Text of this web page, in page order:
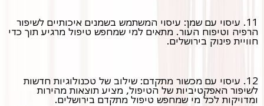
11. עיסוי עם שמן: עיסוי המשתמש בשמנים איכותיים לשיפור
הרפיה וטיפוח העור. מתאים למי שמחפש טיפול מרגיע תוך כדי
חוויית פינוק בירושלים.
12. עיסוי עם מכשור מתקדם: שילוב של טכנולוגיות חדשות
לשיפור האפקטיביות של הטיפול, מציע תוצאות מהירות
ומדויקות לכל מי שמחפש טיפול מתקדם בירושלים.